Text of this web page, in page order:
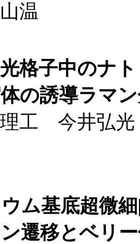
温
光格子中のナ
の誘導ラマ
工 今井弘光
ム基底超微
遷移とベリ